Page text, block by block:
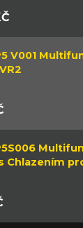
V001
Chlazením